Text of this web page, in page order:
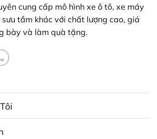
cung cấp mô hình xe ô tô, xe máy
tầm khác với chất lượng cao, giá
bày và làm quà tặng.